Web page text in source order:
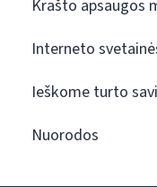
Krašto apsaugos
Interneto
Ieškome turto
Nuorodos